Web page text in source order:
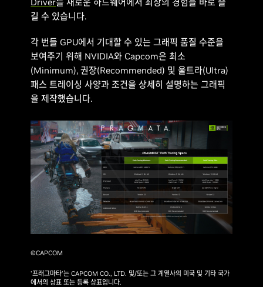
길 수 있습니다.
각 번들 GPU에서 기대할 수 있는 그래픽 품질 수준을
보여주기 위해 NVIDIA와 Capcom은 최소
(Minimum), 권장(Recommended) 및 울트라(Ultra)
패스 트레이싱 사양과 조건을 상세히 설명하는 그래픽
을 제작했습니다.
©CAPCOM
'프래그마타'는 CAPCOM CO., LTD. 및/또는 그 계열사의 미국 및 기타 국가
에서의 상표 또는 등록 상표입니다.